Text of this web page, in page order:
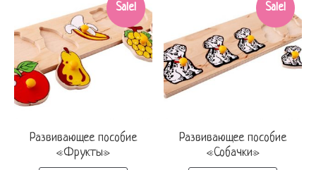
Sale!
Развивающее пособие
«Фрукты»
Sale!
Развивающее пособие
«Собачки»